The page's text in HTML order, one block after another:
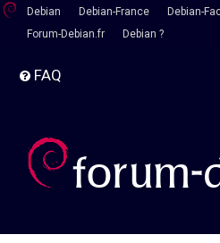
Debian Debian-France Debian-
Forum-Debian.fr
Debian ?
FAQ